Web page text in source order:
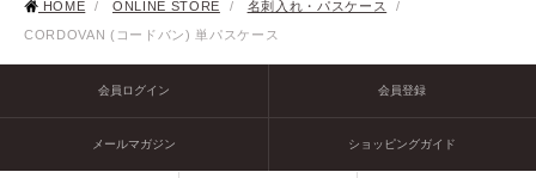
HOME / ONLINE STORE / 名刺入れ・パスケース
/
CORDOVAN (コードバン) 単パスケース
会員ログイン 会員登録
メールマガジン ショッピングガイド